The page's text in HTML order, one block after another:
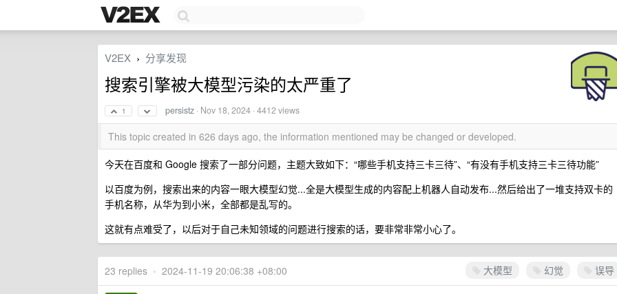
V2EX › 分享发现
搜索引擎被大模型污染的太严重了
1 persistz · Nov 18, 2024 · 4412 views
This topic created in 626 days ago, the information mentioned may be changed or developed.
今天在百度和 Google 搜索了一部分问题，主题大致如下：“哪些手机支持三卡三待”、“有没有手机支持三卡三待功能”
以百度为例，搜索出来的内容一眼大模型幻觉...全是大模型生成的内容配上机器人自动发布...然后给出了一堆支持双卡的
手机名称，从华为到小米，全部都是乱写的。
这就有点难受了，以后对于自己未知领域的问题进行搜索的话，要非常非常小心了。
大模型 幻觉 误导
23 replies • 2024-11-19 20:06:38 +08:00